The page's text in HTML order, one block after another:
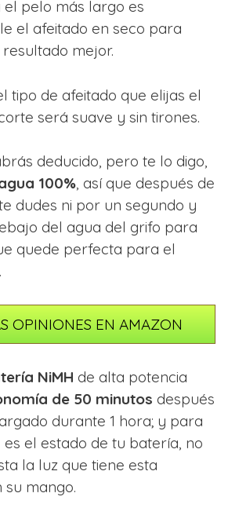
pelo más largo es
el afeitado en seco para
mejor.
tipo de afeitado que elijas el
será suave y sin tirones.
deducido, pero te lo digo,
100%, así que después de
dudes ni por un segundo y
del agua del grifo para
quede perfecta para el
OPINIONES EN AMAZON
NiMH de alta potencia
de 50 minutos después
durante 1 hora; y para
el estado de tu batería, no
la luz que tiene esta
mango.